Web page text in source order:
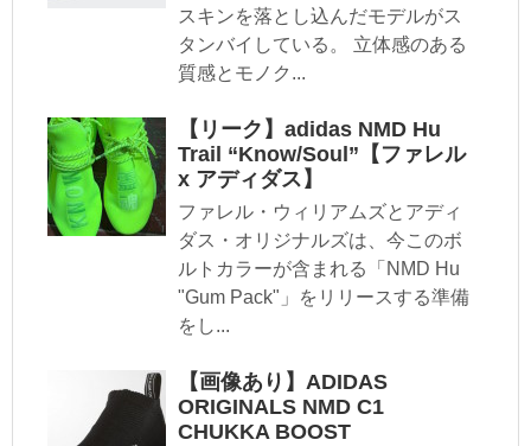
スキンを落とし込んだモデルがス
タンバイしている。 立体感のある
質感とモノク...
【リーク】adidas NMD Hu
Trail “Know/Soul”【ファレル
x アディダス】
ファレル・ウィリアムズとアディ
ダス・オリジナルズは、今このボ
ルトカラーが含まれる「NMD Hu
"Gum Pack"」をリリースする準備
をし...
【画像あり】ADIDAS
ORIGINALS NMD C1
CHUKKA BOOST